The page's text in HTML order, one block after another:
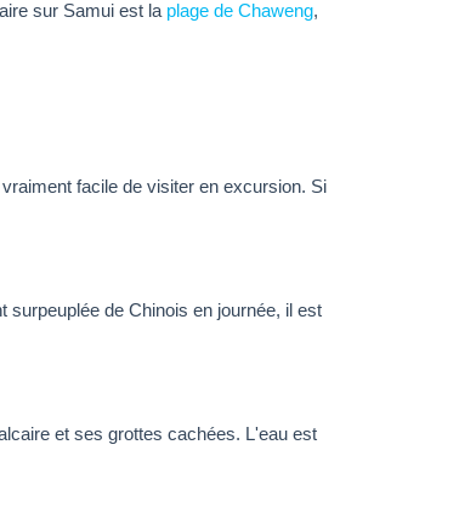
sur Samui est la plage de Chaweng,
facile de visiter en excursion. Si
de Chinois en journée, il est
et ses grottes cachées. L'eau est